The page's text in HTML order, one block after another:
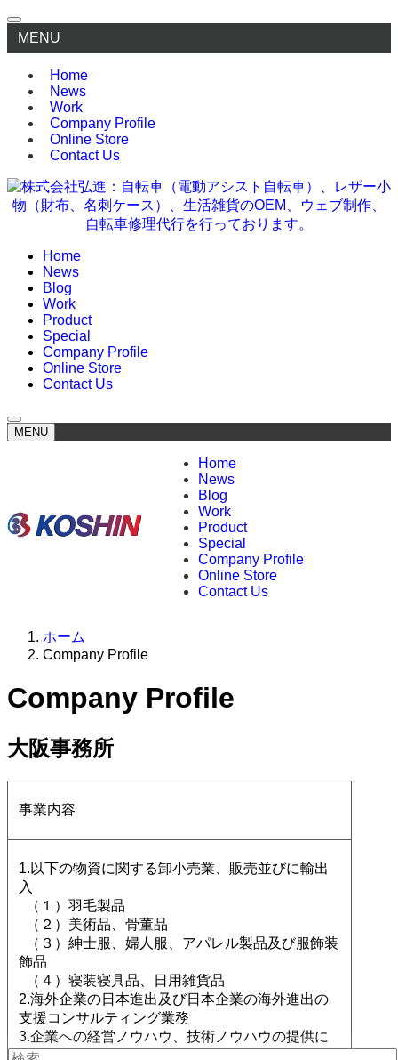
MENU
Home
News
Work
Company Profile
Online Store
Contact Us
Home
News
Blog
Work
Product
Special
Company Profile
Online Store
Contact Us
MENU
Home
News
Blog
Work
Product
Special
Company Profile
Online Store
Contact Us
ホーム
Company Profile
Company Profile
大阪事務所
事業内容
1.以下の物資に関する卸小売業、販売並びに輸出
入
（１）羽毛製品
（２）美術品、骨董品
（３）紳士服、婦人服、アパレル製品及び服飾装
飾品
（４）寝装寝具品、日用雑貨品
2.海外企業の日本進出及び日本企業の海外進出の
支援コンサルティング業務
3.企業への経営ノウハウ、技術ノウハウの提供に
関するコンサルティング